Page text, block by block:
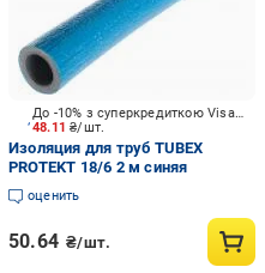
48.11₴/шт.
До -10% з суперкредиткою Visa Вигода
Изоляция для труб TUBEX
PROTEKT 18/6 2 м синяя
оценить
50.64 ₴/шт.